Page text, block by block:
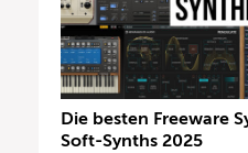
Die besten Freeware
Soft-Synths 2025